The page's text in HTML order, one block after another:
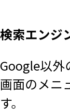
検索エンジ
Google以
画面のメニ
す。